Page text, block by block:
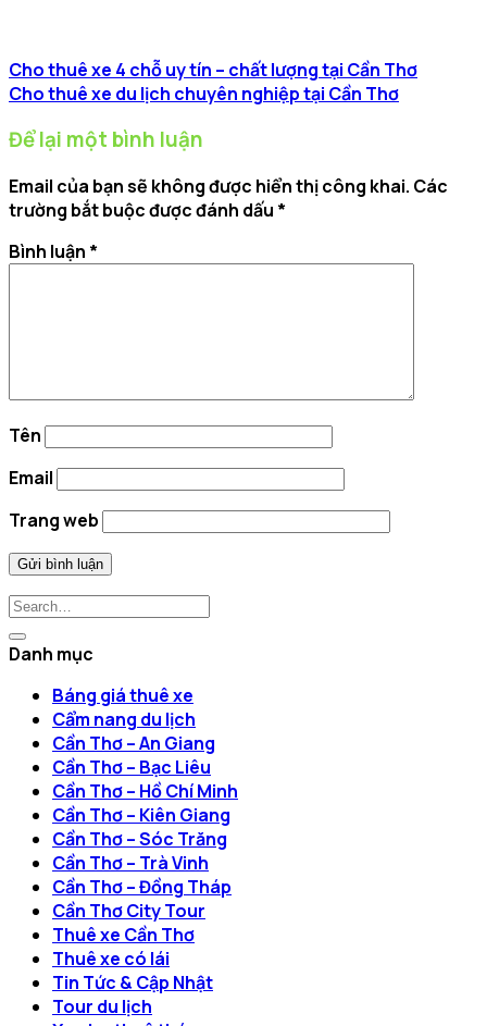
Cho thuê xe 4 chỗ uy tín – chất lượng tại Cần Thơ
Cho thuê xe du lịch chuyên nghiệp tại Cần Thơ
Để lại một bình luận
Email của bạn sẽ không được hiển thị công khai. Các
trường bắt buộc được đánh dấu *
Bình luận *
Tên
Email
Trang web
Danh mục
Báng giá thuê xe
Cẩm nang du lịch
Cần Thơ – An Giang
Cần Thơ – Bạc Liêu
Cần Thơ – Hồ Chí Minh
Cần Thơ – Kiên Giang
Cần Thơ – Sóc Trăng
Cần Thơ – Trà Vinh
Cần Thơ – Đồng Tháp
Cần Thơ City Tour
Thuê xe Cần Thơ
Thuê xe có lái
Tin Tức & Cập Nhật
Tour du lịch